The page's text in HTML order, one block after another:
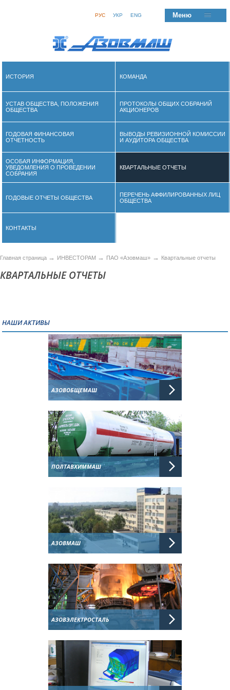
РУС УКР ENG Меню
ИСТОРИЯ КОМАНДА
УСТАВ ОБЩЕСТВА, ПОЛОЖЕНИЯ
ОБЩЕСТВА
ПРОТОКОЛЫ ОБЩИХ СОБРАНИЙ
АКЦИОНЕРОВ
ГОДОВАЯ ФИНАНСОВАЯ
ОТЧЕТНОСТЬ
ВЫВОДЫ РЕВИЗИОННОЙ КОМИССИИ
И АУДИТОРА ОБЩЕСТВА
ОСОБАЯ ИНФОРМАЦИЯ,
УВЕДОМЛЕНИЯ О ПРОВЕДЕНИИ
СОБРАНИЯ
КВАРТАЛЬНЫЕ ОТЧЕТЫ
ГОДОВЫЕ ОТЧЕТЫ ОБЩЕСТВА
ПЕРЕЧЕНЬ АФФИЛИРОВАННЫХ ЛИЦ
ОБЩЕСТВА
КОНТАКТЫ
Главная страница → ИНВЕСТОРАМ → ПАО «Азовмаш» → Квартальные отчеты
КВАРТАЛЬНЫЕ ОТЧЕТЫ
НАШИ АКТИВЫ
АЗОВОБЩЕМАШ
ПОЛТАВХИММАШ
АЗОВМАШ
АЗОВЭЛЕКТРОСТАЛЬ